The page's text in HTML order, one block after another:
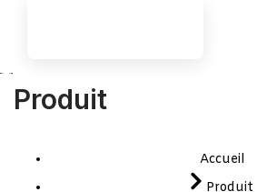
Produit
Accueil
Produit